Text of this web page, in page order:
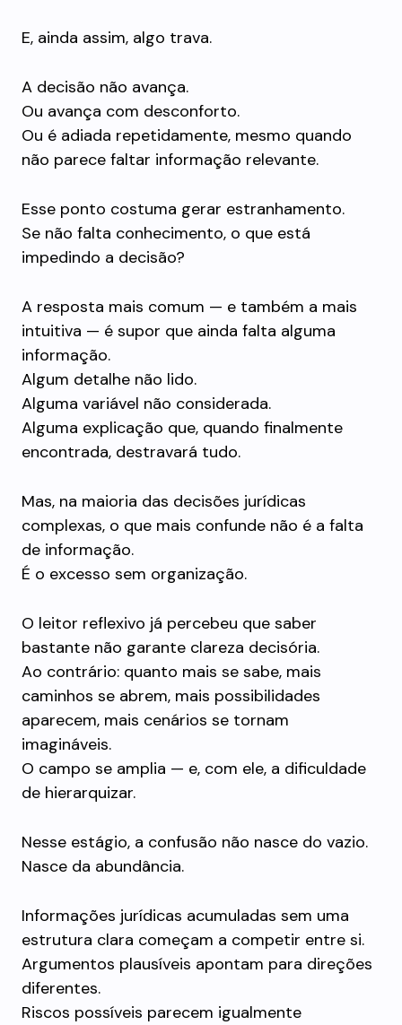
E, ainda assim, algo trava.
A decisão não avança.
Ou avança com desconforto.
Ou é adiada repetidamente, mesmo quando
não parece faltar informação relevante.
Esse ponto costuma gerar estranhamento.
Se não falta conhecimento, o que está
impedindo a decisão?
A resposta mais comum — e também a mais
intuitiva — é supor que ainda falta alguma
informação.
Algum detalhe não lido.
Alguma variável não considerada.
Alguma explicação que, quando finalmente
encontrada, destravará tudo.
Mas, na maioria das decisões jurídicas
complexas, o que mais confunde não é a falta
de informação.
É o excesso sem organização.
O leitor reflexivo já percebeu que saber
bastante não garante clareza decisória.
Ao contrário: quanto mais se sabe, mais
caminhos se abrem, mais possibilidades
aparecem, mais cenários se tornam
imagináveis.
O campo se amplia — e, com ele, a dificuldade
de hierarquizar.
Nesse estágio, a confusão não nasce do vazio.
Nasce da abundância.
Informações jurídicas acumuladas sem uma
estrutura clara começam a competir entre si.
Argumentos plausíveis apontam para direções
diferentes.
Riscos possíveis parecem igualmente